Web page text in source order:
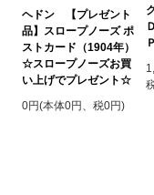
ヘドン 【プレゼント
品】スロープノーズ ポ
ストカード（1904年）
☆スロープノーズお買
い上げでプレゼント☆
0円(本体0円、税0円)